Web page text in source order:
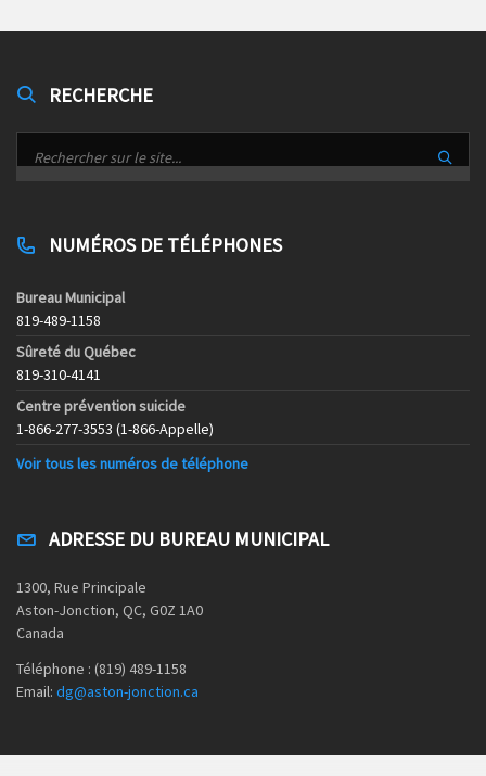
RECHERCHE
NUMÉROS DE TÉLÉPHONES
Bureau Municipal
819-489-1158
Sûreté du Québec
819-310-4141
Centre prévention suicide
1-866-277-3553 (1-866-Appelle)
Voir tous les numéros de téléphone
ADRESSE DU BUREAU MUNICIPAL
1300, Rue Principale
Aston-Jonction, QC, G0Z 1A0
Canada
Téléphone : (819) 489-1158
Email: dg@aston-jonction.ca